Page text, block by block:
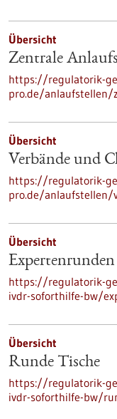
Übersicht
Zentrale
https://regulatorik-
pro.de/anlaufstellen/
Übersicht
Verbände und
https://regulatorik-
pro.de/anlaufstellen/
Übersicht
https://regulatorik-
ivdr-soforthilfe-bw/
Übersicht
Runde Tische
https://regulatorik-
ivdr-soforthilfe-bw/